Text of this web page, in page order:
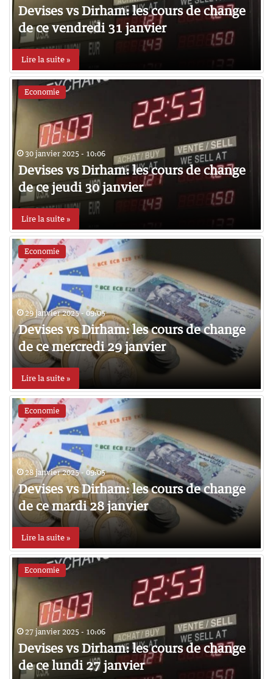
Devises vs Dirham: les cours de change
de ce vendredi 31 janvier
Lire la suite »
Economie
30 janvier 2025 - 10:06
Devises vs Dirham: les cours de change
de ce jeudi 30 janvier
Lire la suite »
Economie
29 janvier 2025 - 09:05
Devises vs Dirham: les cours de change
de ce mercredi 29 janvier
Lire la suite »
Economie
28 janvier 2025 - 09:05
Devises vs Dirham: les cours de change
de ce mardi 28 janvier
Lire la suite »
Economie
27 janvier 2025 - 10:06
Devises vs Dirham: les cours de change
de ce lundi 27 janvier